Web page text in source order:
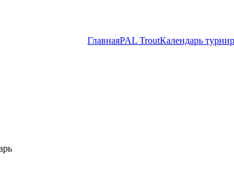
ГлавнаяPAL TroutКалендарь